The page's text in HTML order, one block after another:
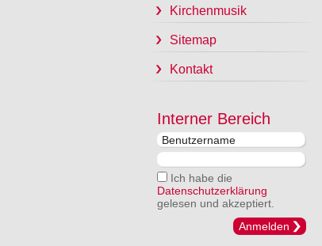
Kirchenmusik
Sitemap
Kontakt
Interner Bereich
Ich habe die
Datenschutzerklärung
gelesen und akzeptiert.
Anmelden